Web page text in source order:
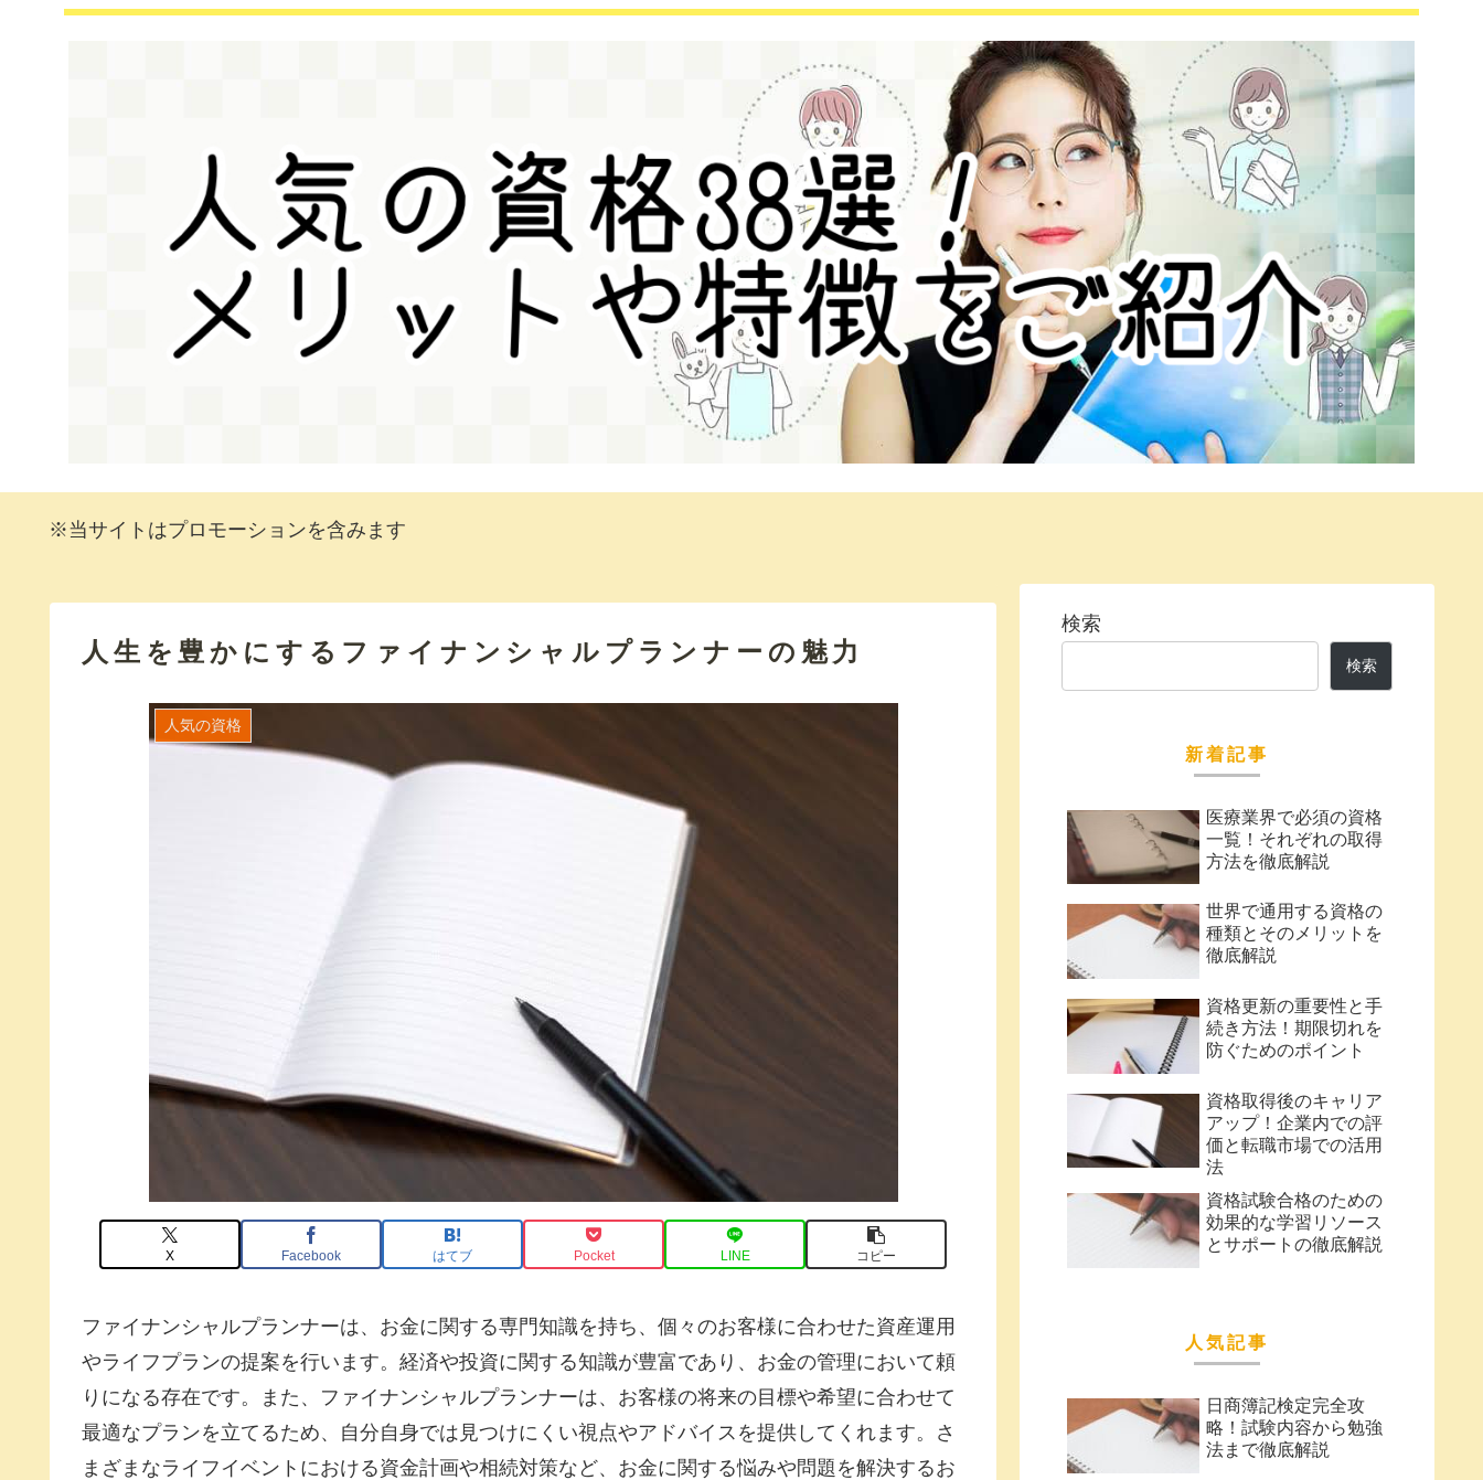
※当サイトはプロモーションを含みます
人生を豊かにするファイナンシャルプランナーの魅力
人気の資格
X Facebook はてブ Pocket LINE コピー
ファイナンシャルプランナーは、お金に関する専門知識を持ち、個々のお客様に合わせた資産運用
やライフプランの提案を行います。経済や投資に関する知識が豊富であり、お金の管理において頼
りになる存在です。また、ファイナンシャルプランナーは、お客様の将来の目標や希望に合わせて
最適なプランを立てるため、自分自身では見つけにくい視点やアドバイスを提供してくれます。さ
まざまなライフイベントにおける資金計画や相続対策など、お金に関する悩みや問題を解決するお
検索
検索
新着記事
医療業界で必須の資格
一覧！それぞれの取得
方法を徹底解説
世界で通用する資格の
種類とそのメリットを
徹底解説
資格更新の重要性と手
続き方法！期限切れを
防ぐためのポイント
資格取得後のキャリア
アップ！企業内での評
価と転職市場での活用
法
資格試験合格のための
効果的な学習リソース
とサポートの徹底解説
人気記事
日商簿記検定完全攻
略！試験内容から勉強
法まで徹底解説